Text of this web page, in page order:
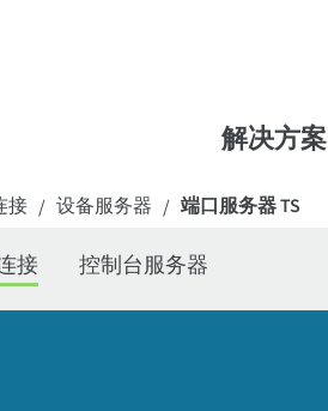
解决方案
接 / 设备服务器 / 端口服务器 TS
接 控制台服务器